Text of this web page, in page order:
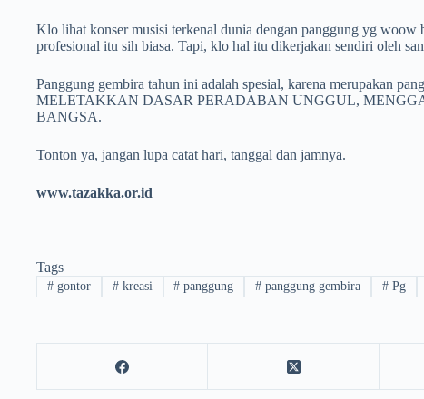
Klo lihat konser musisi terkenal dunia dengan panggung yg
profesional itu sih biasa. Tapi, klo hal itu dikerjakan sendiri oleh
Panggung gembira tahun ini adalah spesial, karena merupakan
MELETAKKAN DASAR PERADABAN UNGGUL,
BANGSA.
Tonton ya, jangan lupa catat hari, tanggal dan jamnya.
www.tazakka.or.id
Tags
#gontor #kreasi # panggung # panggung gembira # Pg